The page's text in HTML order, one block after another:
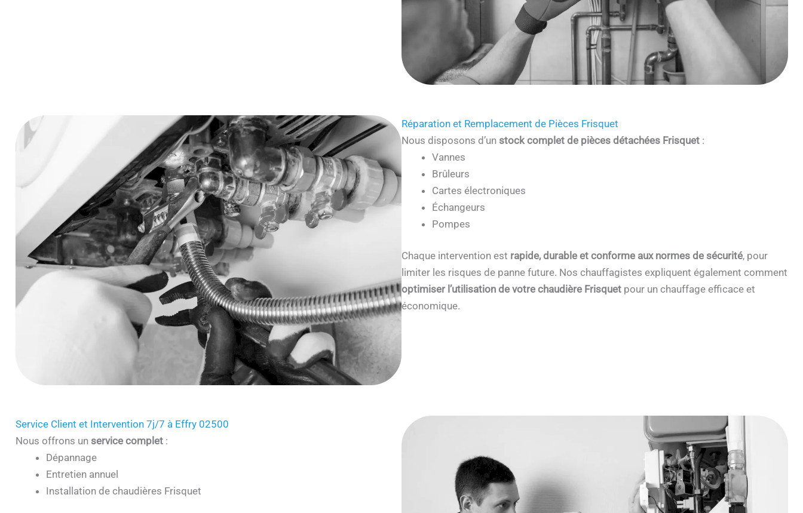
Réparation et Remplacement de Pièces Frisquet
Nous disposons d’un stock complet de pièces détachées Frisquet :
Vannes
Brûleurs
Cartes électroniques
Échangeurs
Pompes
Chaque intervention est rapide, durable et conforme aux normes de sécurité, pour
limiter les risques de panne future. Nos chauffagistes expliquent également comment
optimiser l’utilisation de votre chaudière Frisquet pour un chauffage efficace et
économique.
Service Client et Intervention 7j/7 à Effry 02500
Nous offrons un service complet:
Dépannage
Entretien annuel
Installation de chaudières Frisquet